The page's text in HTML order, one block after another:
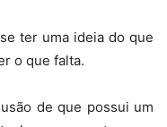
ter uma ideia do que
o que falta.
de que possui um